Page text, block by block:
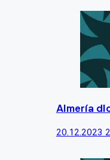
Almería
20.12.2023